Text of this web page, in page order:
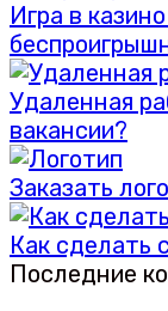
Игра в
Удаленная
вакансии?
Заказать
Как сделать
Последние